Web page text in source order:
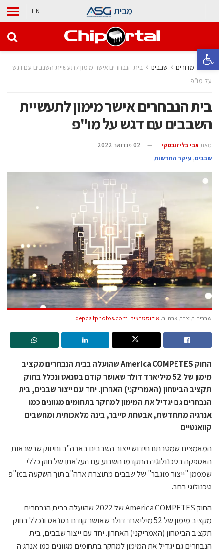
פתח סרגל נגישות
מבית EN
בית מדורים ‫שבבים‬
בית הנבחרים אישר מימון לתעשיית השבבים עם דגש
על מו”פ
בית הנבחרים אישר מימון לתעשיית
השבבים עם דגש על מו"פ
מאת אבי בליזובסקי
02 פברואר 2022
‫שבבים‬, עיקר החדשות
שבבים תוצרת ארה"ב. אילוסטרציה: depositphotos.com
החוק America COMPETES שהועלה בבית הנבחרים מקציב
מימון של 52 מיליארד דולר שאושר קודם בסנאט ונכלל בחוק
תקציב הביטחון (האמריקני) האחרון. יחד עם ייצור שבבים, בית
הנבחרים גם יגדיל את המימון למחקר בתחומים מגוונים כמו
אנרגיה מתחדשת, אבטחת סייבר, בינה מלאכותית ומחשבים
קוואנטיים
המאמצים שמטרתם חידוש ייצור השבבים בארה"ב וחיזוק שרשראות
האספקה בטכנולוגיה התקדמו השבוע עם העלאתו של חוק כללי
שמממן "ייצור מוגבר" של שבבים מתוצרת ארה"ב תוך השקעה במו"פ
טכנולוגי רחב.
החוק America COMPETES של 2022 שהועלה בבית הנבחרים
מקציב מימון של 52 מיליארד דולר שאושר קודם בסנאט ונכלל בחוק
תקציב הביטחון (האמריקני) האחרון. יחד עם ייצור שבבים, בית
הנבחרים גם יגדיל את המימון למחקר בתחומים מגוונים כמו אנרגיה